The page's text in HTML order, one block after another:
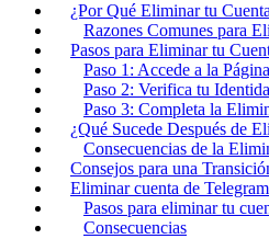
¿Por Qué Eliminar tu
Razones Comunes para
Pasos para Eliminar tu
Paso 1: Accede a la
Paso 2: Verifica tu
Paso 3: Completa la
¿Qué Sucede Después de
Consecuencias de la
Consejos para una
Eliminar cuenta de Telegram
Pasos para eliminar tu
Consecuencias